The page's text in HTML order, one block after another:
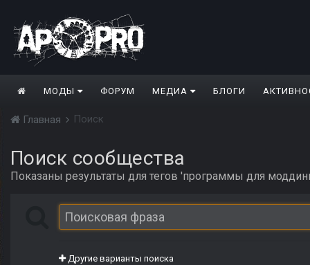
МОДЫ ФОРУМ МЕДИА БЛОГИ
Главная Поиск
Поиск сообщества
Показаны результаты для тегов 'программы для
Другие варианты поиска